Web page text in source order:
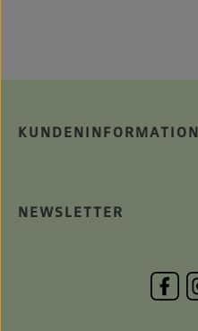
KUNDENINFORMATION
NEWSLETTER